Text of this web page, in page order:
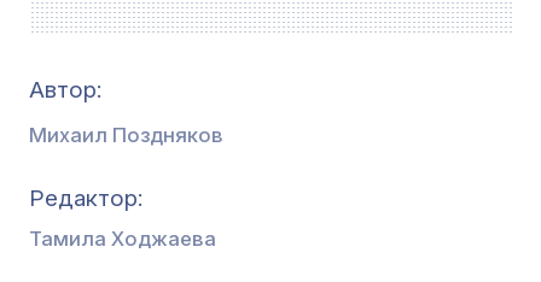
Автор:
Михаил Поздняков
Редактор
Тамила Ходжаева